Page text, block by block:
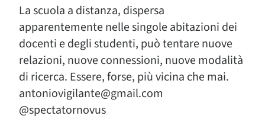
La scuola a distanza, dispersa
apparentemente nelle singole abitazioni dei
docenti e degli studenti, può tentare nuove
relazioni, nuove connessioni, nuove modalità
di ricerca. Essere, forse, più vicina che mai.
antoniovigilante@gmail.com
@spectatornovus